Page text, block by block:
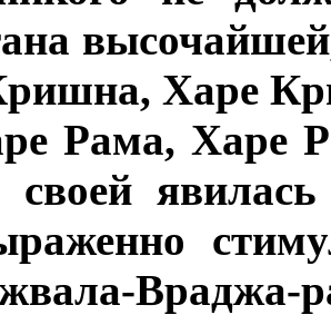
Харе
Рама, Харе
своей
Враджа-